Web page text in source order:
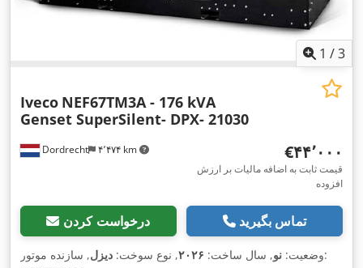
1 /3
Dordrecht ۴٬۴۷۴ km
Iveco NEF67TM3A - 176 kVA
Genset SuperSilent- DPX- 21030
‎€۴۴٬۰۰۰
قیمت ثابت به اضافه مالیات بر ارزش
افزوده
درخواست کردن تماس بگیرید
وضعیت: نو, سال ساخت: ۲۰۲۶, نوع سوخت: دیزل
, سازنده موتور: